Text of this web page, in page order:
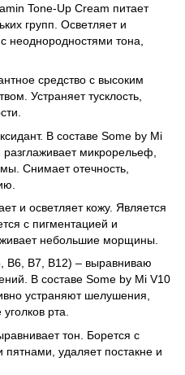
Tone-Up Cream питает
групп. Осветляет и
неоднородностями тона,
средство с высоким
Устраняет тусклость,
В составе Some by Mi
микрорельеф,
Снимает отечность,
и осветляет кожу. Является
с пигментацией и
небольшие морщины.
В6, В7, В12) – выравниваю
В составе Some by Mi V10
устраняют шелушения,
рта.
тон. Борется с
удаляет постакне и